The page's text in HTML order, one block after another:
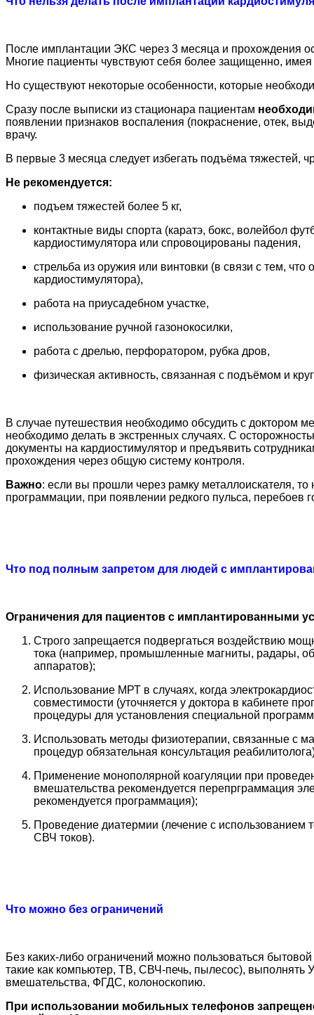
После имплантации ЭКС через 3 месяца и прохождения
Многие пациенты чувствуют себя более защищенно,
Но существуют некоторые особенности, которые
Сразу после выписки из стационара пациентам
появлении признаков воспаления (покраснение, отек,
врачу.
В первые 3 месяца следует избегать подъёма тяжестей,
Не рекомендуется:
подъем тяжестей более 5 кг,
контактные виды спорта (каратэ, бокс, волейбол
кардиостимулятора или спровоцированы падения,
стрельба из оружия или винтовки (в связи с тем,
кардиостимулятора),
работа на приусадебном участке,
использование ручной газонокосилки,
работа с дрелью, перфоратором, рубка дров,
физическая активность, связанная с подъёмом и
В случае путешествия необходимо обсудить с доктором
необходимо делать в экстренных случаях. С
документы на кардиостимулятор и предъявить
прохождения через общую систему контроля.
Важно: если вы прошли через рамку металлоискателя,
программации, при появлении редкого пульса, перебоев
Что под полным запретом для людей с
Ограничения для пациентов с имплантированными
Строго запрещается подвергаться воздействию
тока (например, промышленные магниты, радары,
аппаратов);
Использование МРТ в случаях, когда
совместимости (уточняется у доктора в кабинете
процедуры для установления специальной
Использовать методы физиотерапии, связанные с
процедур обязательная консультация
Применение монополярной коагуляции при
вмешательства рекомендуется перепрграммация
рекомендуется программация);
Проведение диатермии (лечение с использованием
СВЧ токов).
Что можно без ограничений
Без каких-либо ограничений можно пользоваться
такие как компьютер, ТВ, СВЧ-печь, пылесос), выполнять
вмешательства, ФГДС, колоноскопию.
При использовании мобильных телефонов